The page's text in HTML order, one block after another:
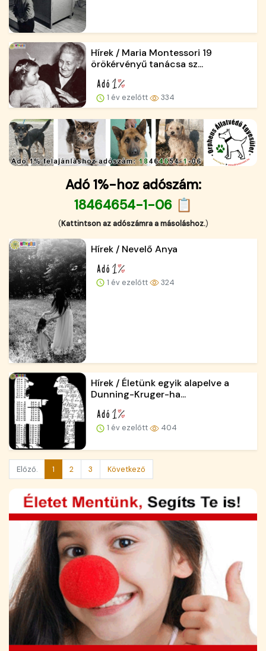
Hírek / Maria Montessori 19
örökérvényű tanácsa sz...
1 év ezelőtt 334
Adó 1%-hoz adószám:
18464654-1-06 📋
(Kattintson az adószámra a másoláshoz.)
Hírek / Nevelő Anya
1 év ezelőtt 324
Hírek / Életünk egyik alapelve a
Dunning-Kruger-ha...
1 év ezelőtt 404
Előző. 1 2 3 Következő